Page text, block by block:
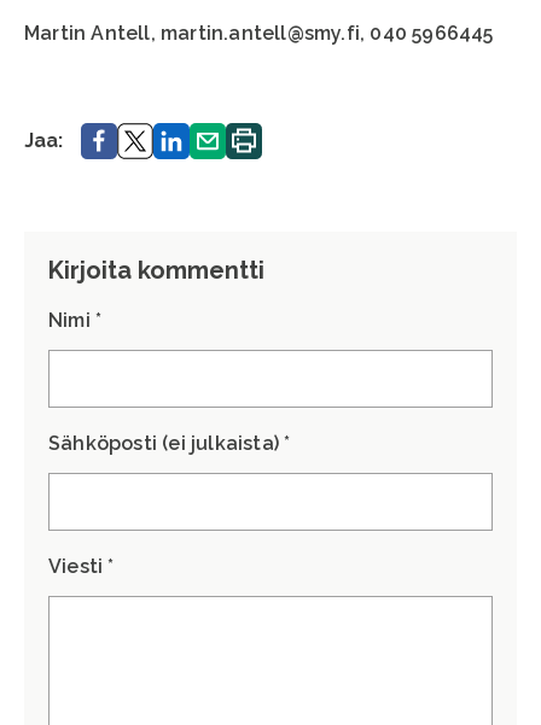
Martin Antell, martin.antell@smy.fi, 040 5966445
Jaa: Jaa. Jaa.Jaa. Jaa. Printa.
Kirjoita kommentti
Nimi *
Sähköposti (ei julkaista) *
Viesti *